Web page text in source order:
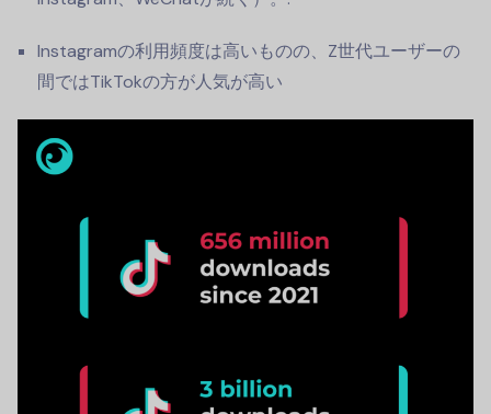
Instagramの利用頻度は高いものの、Z世代ユーザーの
間ではTikTokの方が人気が高い